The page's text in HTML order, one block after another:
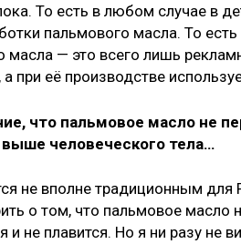
То есть в любом случае в
пальмового масла. То
масла — это всего лишь
при её производстве
что пальмовое масло не
человеческого тела…
не вполне традиционным для
о том, что пальмовое масло
и не плавится. Но я ни разу